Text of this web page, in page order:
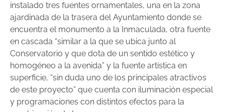
instalado tres fuentes ornamentales, una en la zona
ajardinada de la trasera del Ayuntamiento donde se
encuentra el monumento a la Inmaculada, otra fuente
en cascada “similar a la que se ubica junto al
Conservatorio y que dota de un sentido estético y
homogéneo a la avenida” y la fuente artística en
superficie, “sin duda uno de los principales atractivos
de este proyecto” que cuenta con iluminación especial
y programaciones con distintos efectos para la